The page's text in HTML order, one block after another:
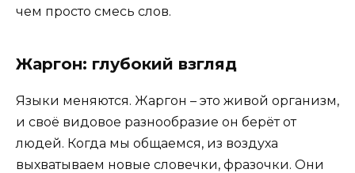
чем просто смесь слов.
Жаргон: глубокий взгляд
Языки меняются. Жаргон – это живой организм,
и своё видовое разнообразие он берёт от
людей. Когда мы общаемся, из воздуха
выхватываем новые словечки, фразочки. Они